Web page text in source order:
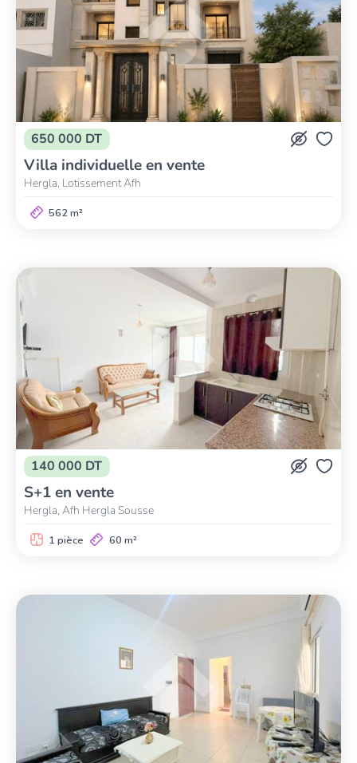
650 000 DT
Villa individuelle en vente
Hergla, Lotissement Afh
562 m²
140 000 DT
S+1 en vente
Hergla, Afh Hergla Sousse
1 pièce 60 m²